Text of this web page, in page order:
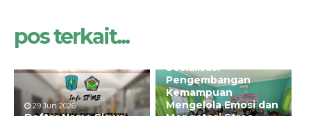
pos terkait...
29 Jun 2026
Sosialisasi
Pengembangan
Kemampuan
Mengelola Emosi dan